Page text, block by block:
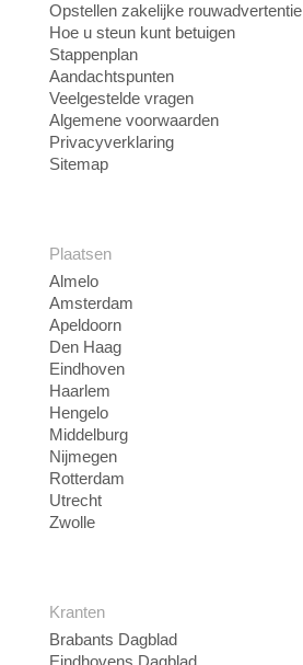
Opstellen zakelijke rouwadvertentie
Hoe u steun kunt betuigen
Stappenplan
Aandachtspunten
Veelgestelde vragen
Algemene voorwaarden
Privacyverklaring
Sitemap
Plaatsen
Almelo
Amsterdam
Apeldoorn
Den Haag
Eindhoven
Haarlem
Hengelo
Middelburg
Nijmegen
Rotterdam
Utrecht
Zwolle
Kranten
Brabants Dagblad
Eindhovens Dagblad